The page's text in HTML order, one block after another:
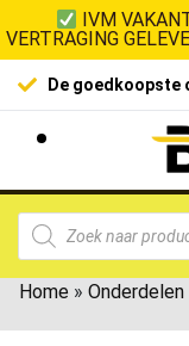
IVM
VERTRAGING
De goedkoopste
Home » Onderdelen